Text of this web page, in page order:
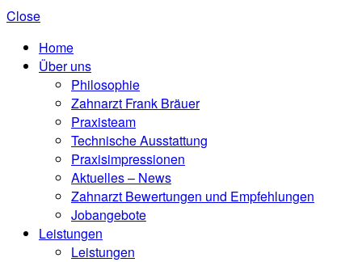
Close
Home
Über uns
Philosophie
Zahnarzt Frank Bräuer
Praxisteam
Technische Ausstattung
Praxisimpressionen
Aktuelles – News
Zahnarzt Bewertungen und Empfehlungen
Jobangebote
Leistungen
Leistungen